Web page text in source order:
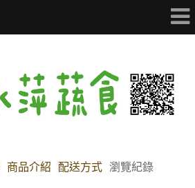
商品介紹 配送方式 瀏覽紀錄